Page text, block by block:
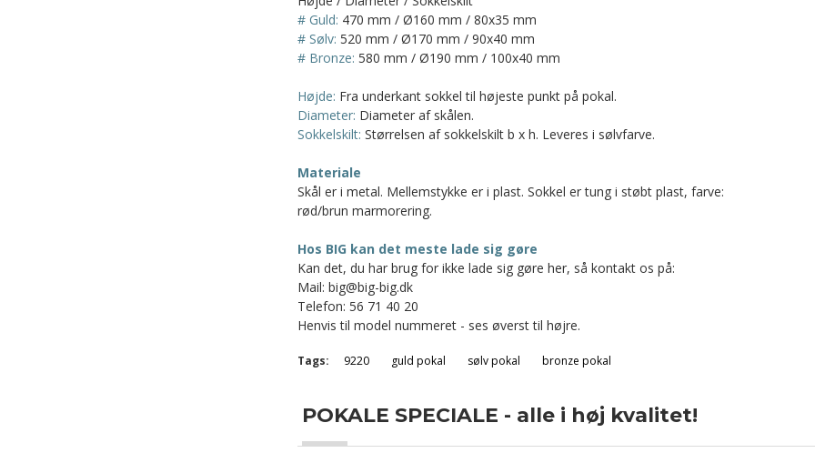
# Guld: 470 mm / Ø160 mm / 80x35 mm
# Sølv: 520 mm / Ø170 mm / 90x40 mm
# Bronze: 580 mm / Ø190 mm / 100x40 mm
Højde: Fra underkant sokkel til højeste punkt på pokal.
Diameter: Diameter af skålen.
Sokkelskilt: Størrelsen af sokkelskilt b x h. Leveres i sølvfarve.
Materiale
Skål er i metal. Mellemstykke er i plast. Sokkel er tung i støbt plast, farve:
rød/brun marmorering.
Hos BIG kan det meste lade sig gøre
Kan det, du har brug for ikke lade sig gøre her, så kontakt os på:
Mail: big@big-big.dk
Telefon: 56 71 40 20
Henvis til model nummeret - ses øverst til højre.
Tags: 9220 guld pokal sølv pokal bronze pokal
POKALE SPECIALE - alle i høj kvalitet!